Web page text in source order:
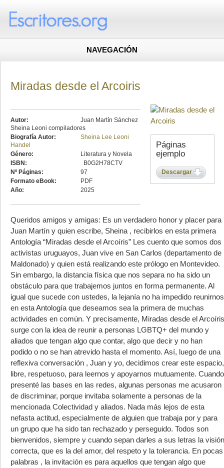
NAVEGACIÓN
Páginas
ejemplo
Descargar
Miradas desde el Arcoiris
Autor:
Juan Martín Sánchez
Sheina Leoni compiladores
Biografía Autor:
Sheina Lee Leoni
Handel
Género:
Literatura y Novela
ISBN:
‎ B0G2H78CTV
Nº Páginas:
97
Formato eBook:
PDF
Año:
2025
Queridos amigos y amigas: Es un verdadero honor y placer para
Juan Martín y quien escribe, Sheina , recibirlos en esta primera
Antología “Miradas desde el Arcoíris” Les cuento que somos dos
activistas uruguayos, Juan vive en San Carlos (departamento de
Maldonado) y quien está realizando este prólogo en Montevideo.
Sin embargo, la distancia física que nos separa no ha sido un
obstáculo para que trabajemos juntos en forma permanente. Al
igual que sucede con ustedes, la lejanía no ha impedido reunirnos
en esta Antología que deseamos sea la primera de muchas
actividades en común. Y precisamente, Miradas desde el Arcoíris
surge con la idea de reunir a personas LGBTQ+ del mundo y
aliados que tengan algo que contar, algo que decir y no han
podido o no se han atrevido hasta el momento. Así, luego de una
reflexiva conversación , Juan y yo, decidimos crear este espacio,
libre, respetuoso, para leernos y apoyarnos mutuamente. Cuando
presenté las bases en las redes, algunas personas me acusaron
de discriminar, porque invitaba solamente a personas de la
mencionada Colectividad y aliados. Nada más lejos de esta
nefasta actitud, especialmente de alguien que trabaja por y para
un grupo que ha sido tan rechazado y perseguido. Todos son
bienvenidos, siempre y cuando sepan darles a sus letras la visión
correcta, que es la del amor, del respeto y la tolerancia. En pocas
palabras , la invitación es para aquellos que tengan algo que